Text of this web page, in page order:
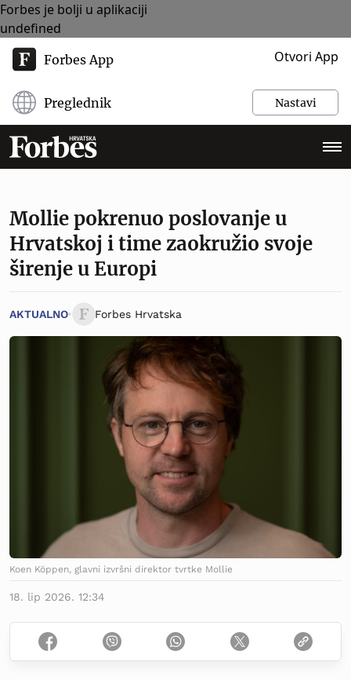
Forbes je bolji u aplikaciji
undefined
Forbes App Otvori App
Preglednik Nastavi
Mollie pokrenuo poslovanje u
Hrvatskoj i time zaokružio svoje
širenje u Europi
AKTUALNO Forbes Hrvatska
Koen Köppen, glavni izvršni direktor tvrtke Mollie
18. lip 2026. 12:34